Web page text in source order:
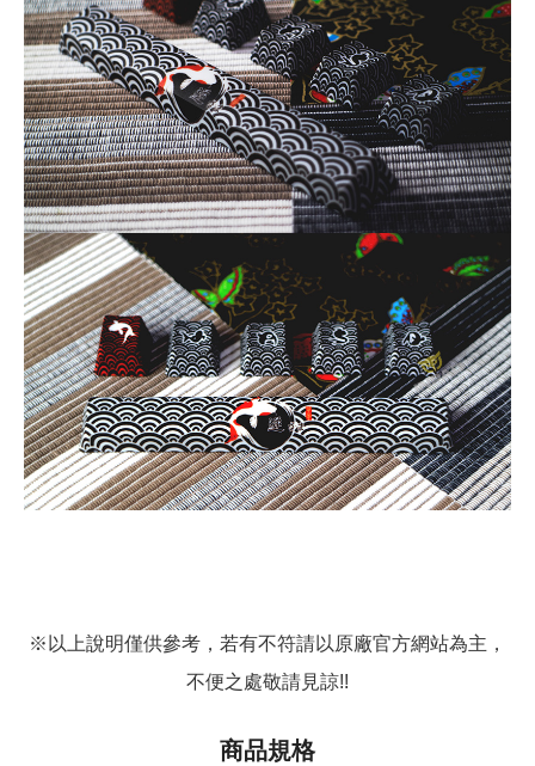
※以上說明僅供參考，若有不符請以原廠官方網站為主，
不便之處敬請見諒!!
商品規格